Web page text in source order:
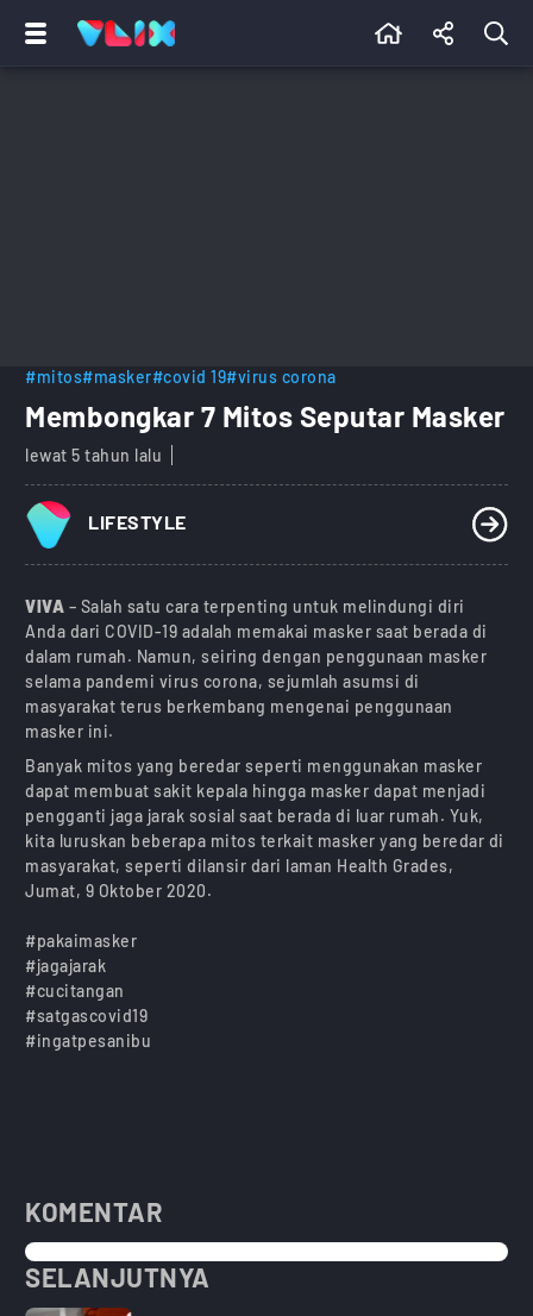
#mitos#masker#covid 19#virus corona
Membongkar 7 Mitos Seputar Masker
lewat 5 tahun lalu
LIFESTYLE
VIVA – Salah satu cara terpenting untuk melindungi diri
Anda dari COVID-19 adalah memakai masker saat berada di
dalam rumah. Namun, seiring dengan penggunaan masker
selama pandemi virus corona, sejumlah asumsi di
masyarakat terus berkembang mengenai penggunaan
masker ini.
Banyak mitos yang beredar seperti menggunakan masker
dapat membuat sakit kepala hingga masker dapat menjadi
pengganti jaga jarak sosial saat berada di luar rumah. Yuk,
kita luruskan beberapa mitos terkait masker yang beredar di
masyarakat, seperti dilansir dari laman Health Grades,
Jumat, 9 Oktober 2020.
#pakaimasker
#jagajarak
#cucitangan
#satgascovid19
#ingatpesanibu
KOMENTAR
SELANJUTNYA